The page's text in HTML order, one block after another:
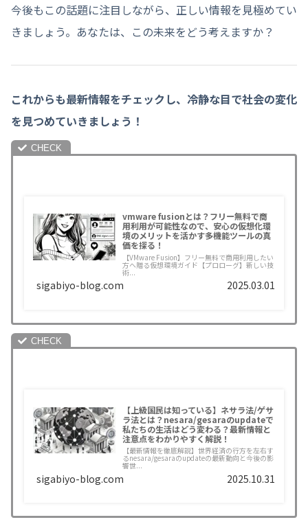
今後もこの話題に注目しながら、正しい情報を見極めてい
きましょう。あなたは、この未来をどう考えますか？
これからも最新情報をチェックし、冷静な目で社会の変化
を見つめていきましょう！
vmware fusionとは？フリー無料で商
用利用が可能性なので、安心の仮想化環
境のメリットを活かす多機能ツールの真
価を探る！
【VMware Fusion】フリー無料で商用利用したい
方へ贈る仮想環境ガイド【プロローグ】新しい技
術...
sigabiyo-blog.com 2025.03.01
【上級国民は知っている】ネサラ法/ゲサ
ラ法とは？nesara/gesaraのupdateで
私たちの生活はどう変わる？最新情報と
注意点をわかりやすく解説！
【最新情報を徹底解説】世界経済の行方を左右す
るnesara/gesaraのupdateの最新動向と今後の影
響世...
sigabiyo-blog.com 2025.10.31